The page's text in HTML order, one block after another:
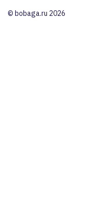
© bobaga.ru 2026